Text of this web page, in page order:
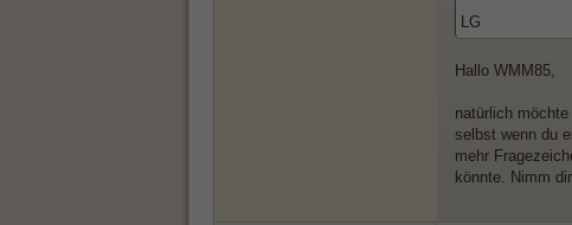
LG
Hallo WMM85,
natürlich
selbst wenn du
mehr
könnte. Nimm